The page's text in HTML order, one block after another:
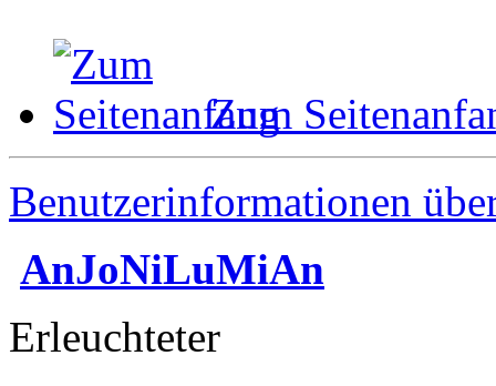
Zum
Benutzerinformationen
AnJoNiLuMiAn
Erleuchteter